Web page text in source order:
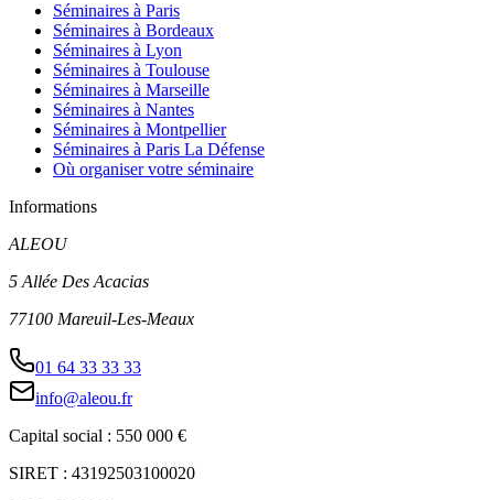
Séminaires à Paris
Séminaires à Bordeaux
Séminaires à Lyon
Séminaires à Toulouse
Séminaires à Marseille
Séminaires à Nantes
Séminaires à Montpellier
Séminaires à Paris La Défense
Où organiser votre séminaire
Informations
ALEOU
5 Allée Des Acacias
77100 Mareuil-Les-Meaux
01 64 33 33 33
info@aleou.fr
Capital social : 550 000 €
SIRET : 43192503100020